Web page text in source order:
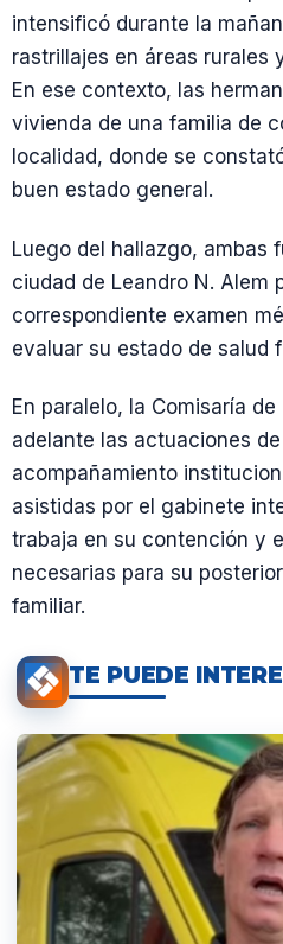
intensificó durante la
rastrillajes en áreas rurales
En ese contexto, las
vivienda de una familia de
localidad, donde se
buen estado general.
Luego del hallazgo, ambas
ciudad de Leandro N. Alem
correspondiente examen
evaluar su estado de salud
En paralelo, la Comisaría
adelante las actuaciones
acompañamiento
asistidas por el gabinete
trabaja en su contención y
necesarias para su
familiar.
TE PUEDE